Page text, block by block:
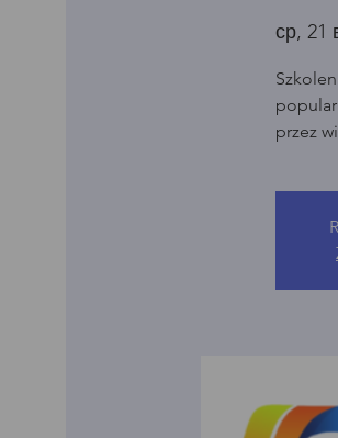
ср, 21
przez